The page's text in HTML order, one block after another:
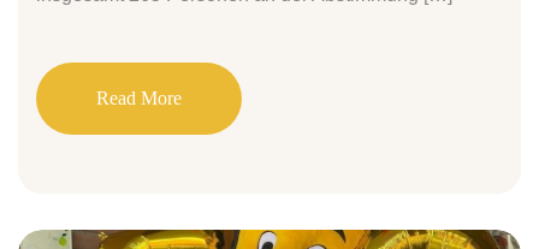
Read More